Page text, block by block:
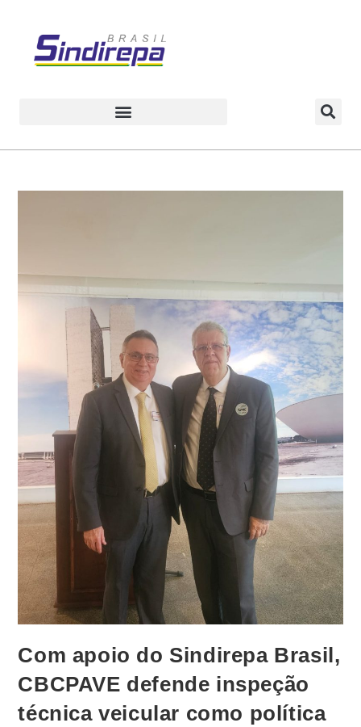
Com apoio do Sindirepa Brasil,
CBCPAVE defende inspeção
técnica veicular como política